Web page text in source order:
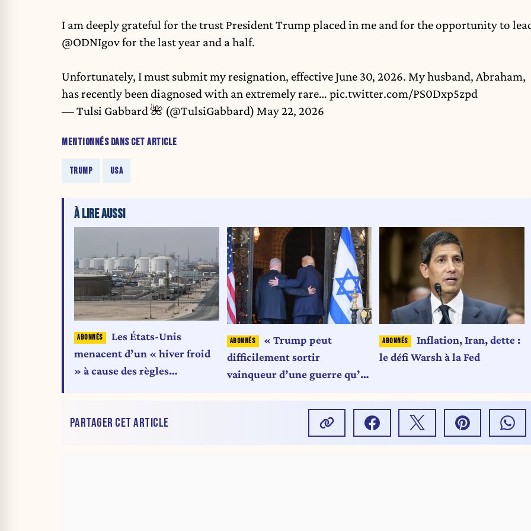
I am deeply grateful for the trust President Trump placed in me and for the opportunity to
@ODNIgovfor the last year and a half.
Unfortunately, I must submit my resignation, effective June 30, 2026. My husband, Abraham,
has recently been diagnosed with an extremely rare… pic.twitter.com/PS0Dxp5zpd
— Tulsi Gabbard 🌺 (@TulsiGabbard) May 22, 2026
MENTIONNÉS DANS CET ARTICLE
TRUMP USA
À LIRE AUSSI
Les États-Unis
menacent d’un « hiver froid
» à cause des règles
« Trump peut
difficilement sortir
vainqueur d’une guerre qu’il
Inflation, Iran, dette :
le défi Warsh à la Fed
PARTAGER CET ARTICLE